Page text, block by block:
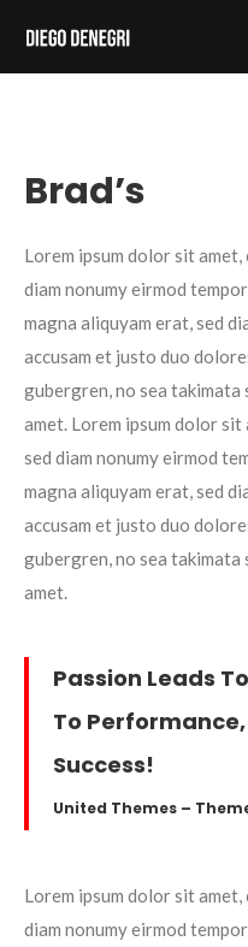
Brad’s
Lorem ipsum dolor sit
diam nonumy eirmod
magna aliquyam erat, sed
accusam et justo duo
gubergren, no sea
amet. Lorem ipsum dolor
sed diam nonumy eirmod
magna aliquyam erat, sed
accusam et justo duo
gubergren, no sea
amet.
Passion Leads
To
Success!
United Themes –
Lorem ipsum dolor sit
diam nonumy eirmod